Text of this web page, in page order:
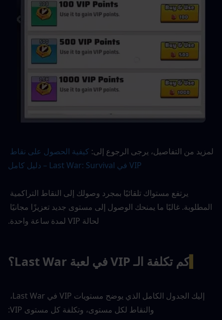
لمزيد من التفاصيل، يرجى الرجوع إلى:
VIP في Last War: Survival – دليل كامل
لحالة VIP لمدة ساعة واحدة.
كم تكلفة الـ VIP في لعبة Last War؟
والنقاط لكل مستوى، وتكلفة كل مستوى VIP: